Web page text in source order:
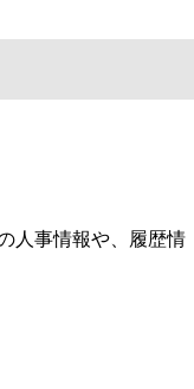
人事情報や、履歴情